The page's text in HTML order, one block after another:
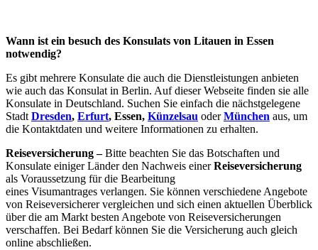
Wann ist ein besuch des Konsulats von Litauen in Essen
notwendig?
Es gibt mehrere Konsulate die auch die Dienstleistungen anbieten
wie auch das Konsulat in Berlin. Auf dieser Webseite finden sie alle
Konsulate in Deutschland. Suchen Sie einfach die nächstgelegene
StadtDresden, Erfurt, Essen, Künzelsau oderMünchen aus, um
die Kontaktdaten und weitere Informationen zu erhalten.
Reiseversicherung –Bitte beachten Sie das Botschaften und
Konsulate einiger Länder den Nachweis einerReiseversicherung
als Voraussetzung für die Bearbeitung
eines Visumantrages verlangen. Sie können verschiedene Angebote
von Reiseversicherer vergleichen und sich einen aktuellen Überblick
über die am Markt besten Angebote von Reiseversicherungen
verschaffen. Bei Bedarf können Sie die Versicherung auch gleich
online abschließen.